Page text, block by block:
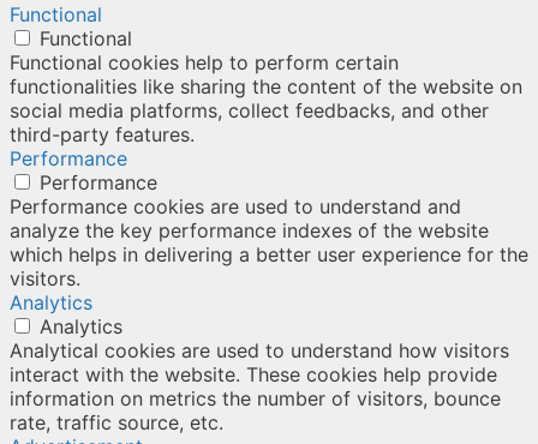
Functional
Functional
Functional cookies help to perform certain
functionalities like sharing the content of the website on
social media platforms, collect feedbacks, and other
third-party features.
Performance
Performance
Performance cookies are used to understand and
analyze the key performance indexes of the website
which helps in delivering a better user experience for the
visitors.
Analytics
Analytics
Analytical cookies are used to understand how visitors
interact with the website. These cookies help provide
information on metrics the number of visitors, bounce
rate, traffic source, etc.